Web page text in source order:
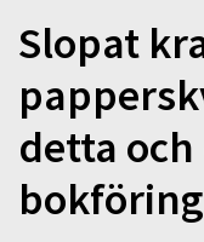
Slopat
detta
bokföring